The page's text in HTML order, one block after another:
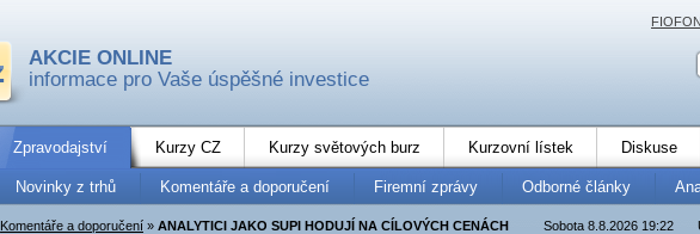
AKCIE ONLINE
informace pro Vaše úspěšné investice
Zpravodajství Kurzy CZ Kurzy světových burz Kurzovní lístek Diskuse
Novinky z trhů Komentáře a doporučení Firemní zprávy Odborné články
Sobota 8.8.2026 19:22
Komentáře a doporučení » ANALYTICI JAKO SUPI HODUJÍ NA CÍLOVÝCH CENÁCH